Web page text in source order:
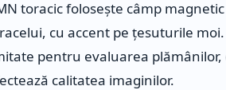
toracic folosește câmp
cu accent pe țesuturile
pentru evaluarea
calitatea imaginilor.